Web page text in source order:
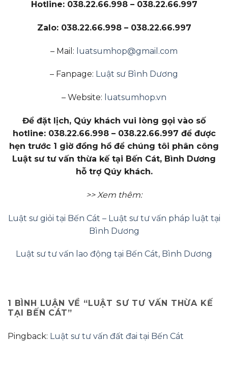
Hotline: 038.22.66.998 – 038.22.66.997
Zalo: 038.22.66.998 – 038.22.66.997
– Mail: luatsumhop@gmail.com
– Fanpage: Luật sư Bình Dương
– Website: luatsumhop.vn
Để đặt lịch, Qúy khách vui lòng gọi vào số
hotline: 038.22.66.998 – 038.22.66.997 để được
hẹn trước 1 giờ đồng hồ để chúng tôi phân công
Luật sư tư vấn thừa kế tại Bến Cát, Bình Dương
hỗ trợ Qúy khách.
>> Xem thêm:
Luật sư giỏi tại Bến Cát – Luật sư tư vấn pháp luật tại
Bình Dương
Luật sư tư vấn lao động tại Bến Cát, Bình Dương
1 BÌNH LUẬN VỀ “ LUẬT SƯ TƯ VẤN THỪA KẾ
TẠI BẾN CÁT”
Pingback: Luật sư tư vấn đất đai tại Bến Cát